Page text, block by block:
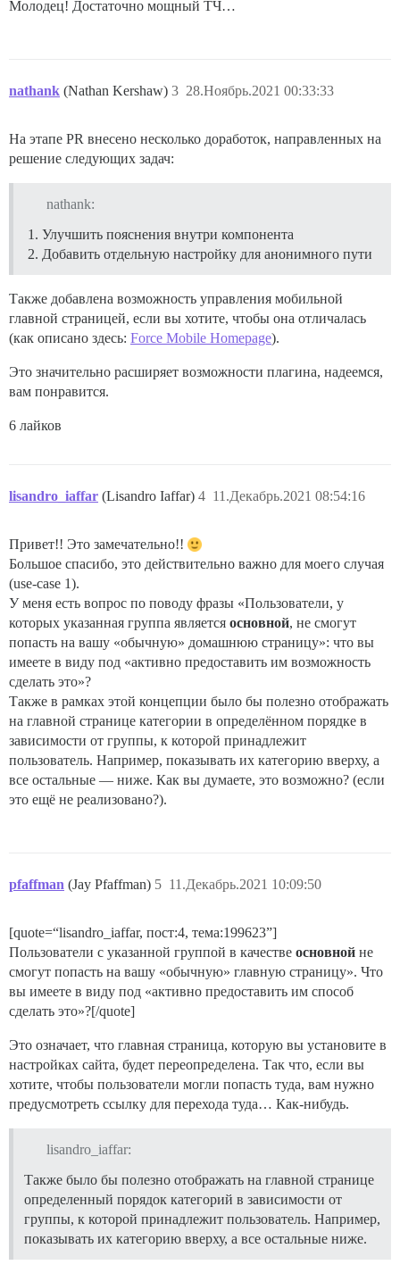
Молодец! Достаточно мощный ТЧ…
nathank (Nathan Kershaw) 28.Ноябрь.2021 00:33:33
3
На этапе PR внесено несколько доработок, направленных на
решение следующих задач:
nathank:
Улучшить пояснения внутри компонента
Добавить отдельную настройку для анонимного пути
Также добавлена возможность управления мобильной
главной страницей, если вы хотите, чтобы она отличалась
(как описано здесь: Force Mobile Homepage).
Это значительно расширяет возможности плагина, надеемся,
вам понравится.
6 лайков
lisandro_iaffar (Lisandro Iaffar) 11.Декабрь.2021 08:54:16
4
Привет!! Это замечательно!!
Большое спасибо, это действительно важно для моего случая
(use-case 1).
У меня есть вопрос по поводу фразы «Пользователи, у
которых указанная группа является основной, не смогут
попасть на вашу «обычную» домашнюю страницу»: что вы
имеете в виду под «активно предоставить им возможность
сделать это»?
Также в рамках этой концепции было бы полезно отображать
на главной странице категории в определённом порядке в
зависимости от группы, к которой принадлежит
пользователь. Например, показывать их категорию вверху, а
все остальные — ниже. Как вы думаете, это возможно? (если
это ещё не реализовано?).
pfaffman (Jay Pfaffman) 11.Декабрь.2021 10:09:50
5
[quote=“lisandro_iaffar, пост:4, тема:199623”]
Пользователи с указанной группой в качестве основной не
смогут попасть на вашу «обычную» главную страницу». Что
вы имеете в виду под «активно предоставить им способ
сделать это»?[/quote]
Это означает, что главная страница, которую вы установите в
настройках сайта, будет переопределена. Так что, если вы
хотите, чтобы пользователи могли попасть туда, вам нужно
предусмотреть ссылку для перехода туда… Как-нибудь.
lisandro_iaffar:
Также было бы полезно отображать на главной странице
определенный порядок категорий в зависимости от
группы, к которой принадлежит пользователь. Например,
показывать их категорию вверху, а все остальные ниже.